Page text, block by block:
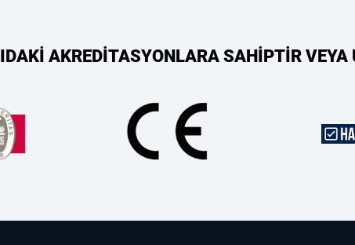
AKREDİTASYONLARA SAHİPTİR VEYA